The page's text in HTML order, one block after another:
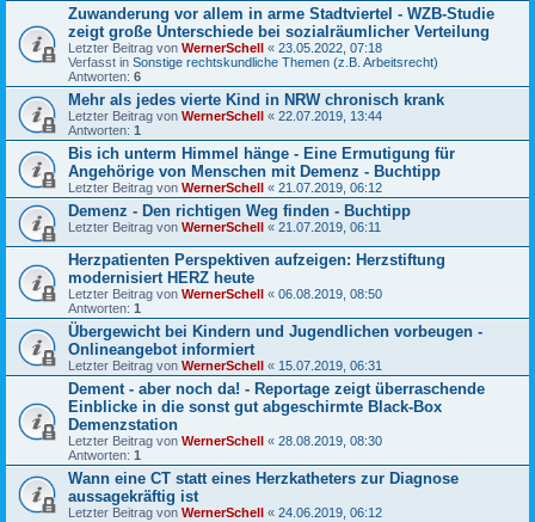
Zuwanderung vor allem in arme Stadtviertel - WZB-Studie
zeigt große Unterschiede bei sozialräumlicher Verteilung
Letzter Beitrag von WernerSchell « 23.05.2022, 07:18
Verfasst in Sonstige rechtskundliche Themen (z.B. Arbeitsrecht)
Antworten: 6
Mehr als jedes vierte Kind in NRW chronisch krank
Letzter Beitrag von WernerSchell « 22.07.2019, 13:44
Antworten: 1
Bis ich unterm Himmel hänge - Eine Ermutigung für
Angehörige von Menschen mit Demenz - Buchtipp
Letzter Beitrag von WernerSchell « 21.07.2019, 06:12
Demenz - Den richtigen Weg finden - Buchtipp
Letzter Beitrag von WernerSchell « 21.07.2019, 06:11
Herzpatienten Perspektiven aufzeigen: Herzstiftung
modernisiert HERZ heute
Letzter Beitrag von WernerSchell « 06.08.2019, 08:50
Antworten: 1
Übergewicht bei Kindern und Jugendlichen vorbeugen -
Onlineangebot informiert
Letzter Beitrag von WernerSchell « 15.07.2019, 06:31
Dement - aber noch da! - Reportage zeigt überraschende
Einblicke in die sonst gut abgeschirmte Black-Box
Demenzstation
Letzter Beitrag von WernerSchell « 28.08.2019, 08:30
Antworten: 1
Wann eine CT statt eines Herzkatheters zur Diagnose
aussagekräftig ist
Letzter Beitrag von WernerSchell « 24.06.2019, 06:12